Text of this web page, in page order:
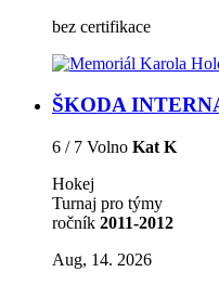
bez certifikace
ŠKODA
6 / 7 Volno Kat K
Hokej
Turnaj pro týmy
ročník 2011-2012
Aug, 14. 2026